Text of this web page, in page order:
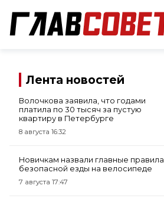
Лента новостей
Волочкова заявила, что годами
платила по 30 тысяч за пустую
квартиру в Петербурге
8 августа 16:32
Новичкам назвали главные правила
безопасной езды на велосипеде
7 августа 17:47